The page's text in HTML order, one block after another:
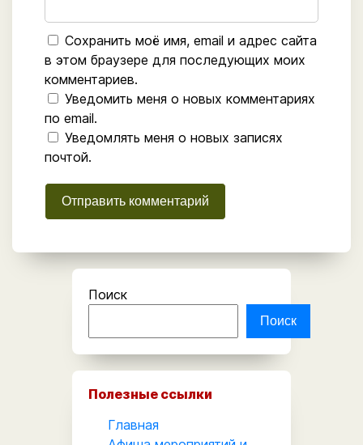
Сохранить моё имя, email и адрес сайта
в этом браузере для последующих моих
комментариев.
Уведомить меня о новых комментариях
по email.
Уведомлять меня о новых записях
почтой.
Поиск
Поиск
Полезные ссылки
Главная